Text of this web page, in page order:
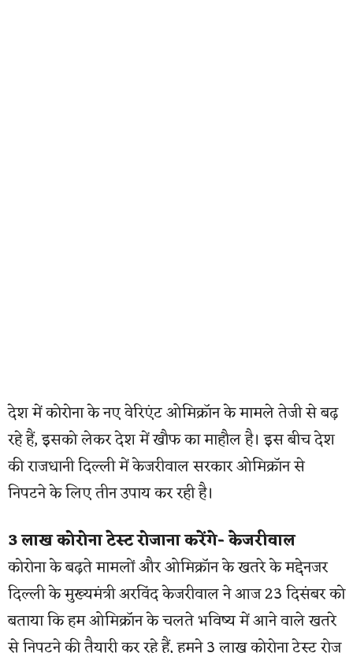
देश में कोरोना के नए वेरिएंट ओमिक्रॉन के मामले तेजी से बढ़
रहे हैं, इसको लेकर देश में खौफ का माहौल है। इस बीच देश
की राजधानी दिल्ली में केजरीवाल सरकार ओमिक्रॉन से
निपटने के लिए तीन उपाय कर रही है।
3 लाख कोरोना टेस्ट रोजाना करेंगे- केजरीवाल
कोरोना के बढ़ते मामलों और ओमिक्रॉन के खतरे के मद्देनजर
दिल्ली के मुख्यमंत्री अरविंद केजरीवाल ने आज 23 दिसंबर को
बताया कि हम ओमिक्रॉन के चलते भविष्य में आने वाले खतरे